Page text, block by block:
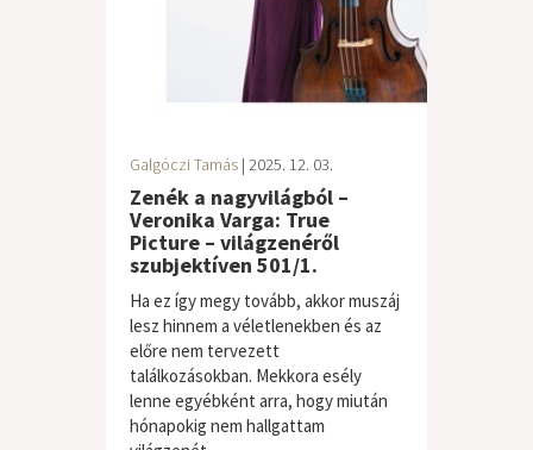
Galgóczi Tamás | 2025. 12. 03.
Zenék a nagyvilágból –
Veronika Varga: True
Picture – világzenéről
szubjektíven 501/1.
Ha ez így megy tovább, akkor muszáj
lesz hinnem a véletlenekben és az
előre nem tervezett
találkozásokban. Mekkora esély
lenne egyébként arra, hogy miután
hónapokig nem hallgattam